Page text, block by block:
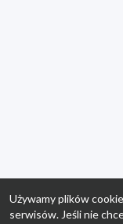
Używamy plików
serwisów. Jeśli nie